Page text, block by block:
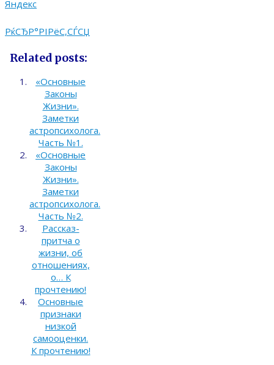
РќСЂР°РІРёС‚СЃСЏ
Related posts:
«Основные
Законы
Жизни».
Заметки
астропсихолога.
Часть №1.
«Основные
Законы
Жизни».
Заметки
астропсихолога.
Часть №2.
Рассказ-
притча о
жизни, об
отношениях,
о… К
прочтению!
Основные
признаки
низкой
самооценки.
К прочтению!